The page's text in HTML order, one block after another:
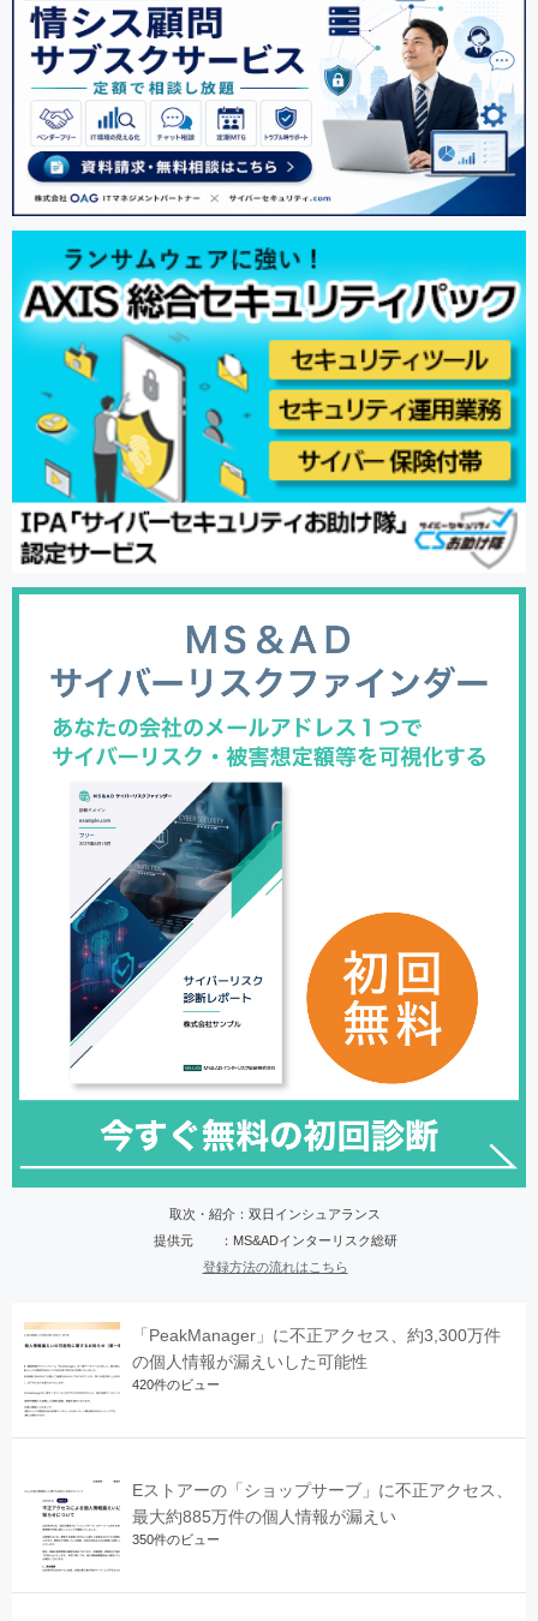
取次・紹介：双日インシュアランス
提供元 ：MS&ADインターリスク総研
登録方法の流れはこちら
「PeakManager」に不正アクセス、約3,300万件
の個人情報が漏えいした可能性
420件のビュー
Eストアーの「ショップサーブ」に不正アクセス、
最大約885万件の個人情報が漏えい
350件のビュー